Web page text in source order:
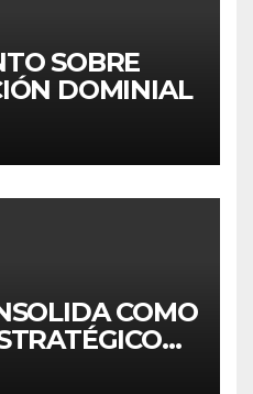
SOBRE
DOMINIAL
COMO
DE